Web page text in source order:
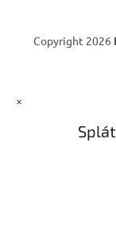
Copyright 2026
×